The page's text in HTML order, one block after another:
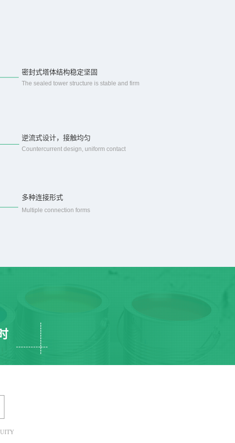
密封式塔体结构稳定坚固
The sealed tower structure is stable and firm
逆流式设计，接触均匀
Countercurrent design, uniform contact
多种连接形式
Multiple connection forms